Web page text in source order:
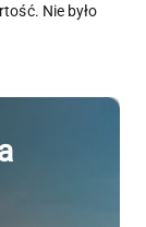
Nie było